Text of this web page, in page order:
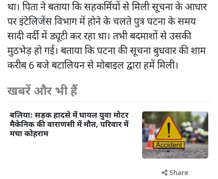
था। पिता ने बताया कि सहकर्मियों से मिली सूचना के आधार
पर इंटेलिजेंस विभाग में होने के चलते पुत्र घटना के समय
सादी वर्दी में ड्यूटी कर रहा था। तभी बदमाशों से उसकी
मुठभेड़ हो गई। बताया कि घटना की सूचना बुधवार की शाम
करीब 6 बजे बटालियन से मोबाइल द्वारा हमें मिली।
खबरें और भी हैं
बलिया: सड़क हादसे में घायल युवा मोटर
मैकेनिक की वाराणसी में मौत, परिवार में
मचा कोहराम
Share